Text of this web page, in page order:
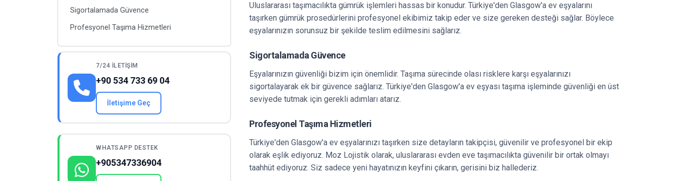
Sigortalamada Güvence
Profesyonel Taşıma Hizmetleri
7/24 İLETIŞIM
+90 534 733 69 04
İletişime Geç
WHATSAPP DESTEK
+905347336904
Uluslararası taşımacılıkta gümrük işlemleri hassas bir konudur. Türkiye'den Glasgow'a ev eşyalarını
taşırken gümrük prosedürlerini profesyonel ekibimiz takip eder ve size gereken desteği sağlar. Böylece
eşyalarınızın sorunsuz bir şekilde teslim edilmesini sağlarız.
Sigortalamada Güvence
Eşyalarınızın güvenliği bizim için önemlidir. Taşıma sürecinde olası risklere karşı eşyalarınızı
sigortalayarak ek bir güvence sağlarız. Türkiye'den Glasgow'a ev eşyası taşıma işleminde güvenliği en üst
seviyede tutmak için gerekli adımları atarız.
Profesyonel Taşıma Hizmetleri
Türkiye'den Glasgow'a ev eşyalarınızı taşırken size detayların takipçisi, güvenilir ve profesyonel bir ekip
olarak eşlik ediyoruz. Moz Lojistik olarak, uluslararası evden eve taşımacılıkta güvenilir bir ortak olmayı
taahhüt ediyoruz. Siz sadece yeni hayatınızın keyfini çıkarın, gerisini biz hallederiz.